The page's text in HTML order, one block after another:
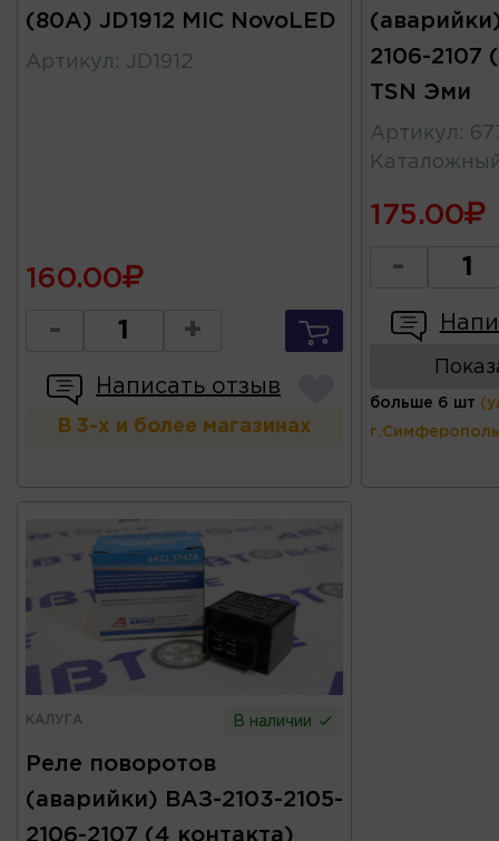
(80А) JD1912 MIC NovoLED
Артикул : JD1912
160.00
- +
Написать отзыв
В 3-х и более магазинах
2106-2107
TSN Эми
Артикул :
175.00
-
больше 6 шт
КАЛУГА В наличии
Реле поворотов
(аварийки) ВАЗ-2103-2105-
2106-2107 (4 контакта)